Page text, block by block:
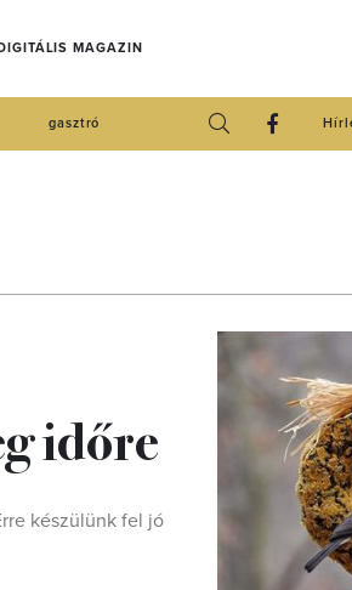
MAGAZIN
gasztró
időre
készülünk fel jó